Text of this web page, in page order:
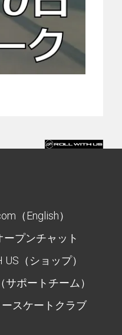
（English）
ープンチャット
US（ショップ）
サポートチーム）
スケートクラブ